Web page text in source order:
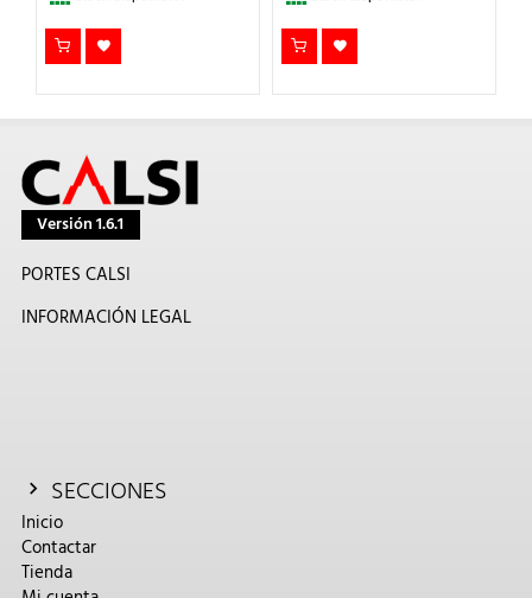
Versión 1.6.1
PORTES CALSI
INFORMACIÓN LEGAL
SECCIONES
Inicio
Contactar
Tienda